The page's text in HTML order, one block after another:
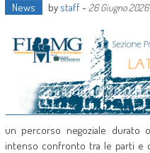
News by staff- 26 Giugno 2026
un percorso negoziale durato
intenso confronto tra le parti e